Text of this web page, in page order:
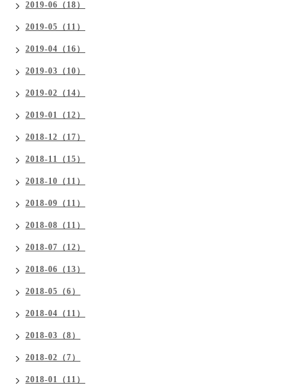
2019-06（18）
2019-05（11）
2019-04（16）
2019-03（10）
2019-02（14）
2019-01（12）
2018-12（17）
2018-11（15）
2018-10（11）
2018-09（11）
2018-08（11）
2018-07（12）
2018-06（13）
2018-05（6）
2018-04（11）
2018-03（8）
2018-02（7）
2018-01（11）